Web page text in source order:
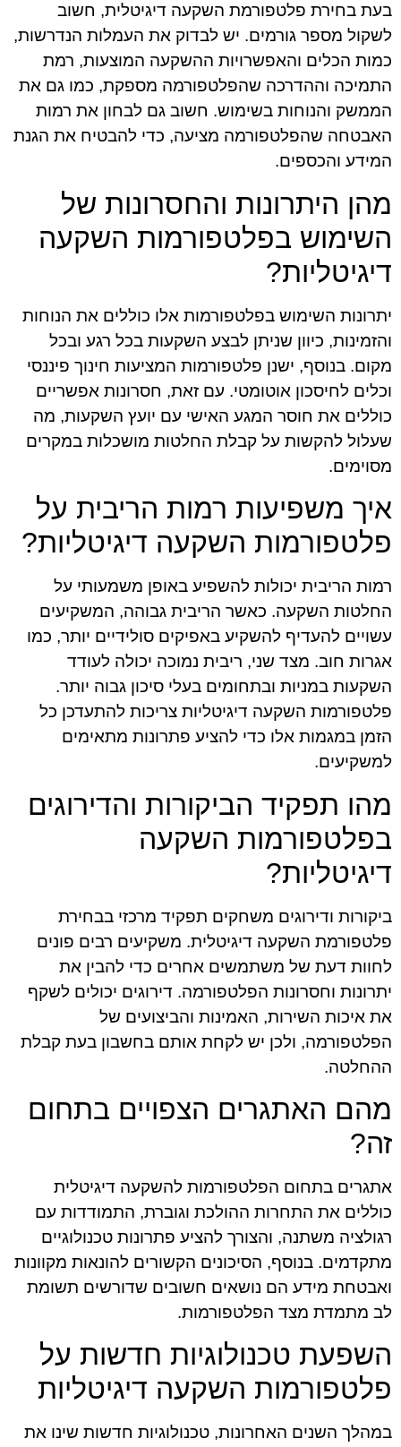
בעת בחירת פלטפורמת השקעה דיגיטלית, חשוב
לשקול מספר גורמים. יש לבדוק את העמלות הנדרשות,
כמות הכלים והאפשרויות ההשקעה המוצעות, רמת
התמיכה וההדרכה שהפלטפורמה מספקת, כמו גם את
הממשק והנוחות בשימוש. חשוב גם לבחון את רמות
האבטחה שהפלטפורמה מציעה, כדי להבטיח את הגנת
המידע והכספים.
מהן היתרונות והחסרונות של
השימוש בפלטפורמות השקעה
דיגיטליות?
יתרונות השימוש בפלטפורמות אלו כוללים את הנוחות
והזמינות, כיוון שניתן לבצע השקעות בכל רגע ובכל
מקום. בנוסף, ישנן פלטפורמות המציעות חינוך פיננסי
וכלים לחיסכון אוטומטי. עם זאת, חסרונות אפשריים
כוללים את חוסר המגע האישי עם יועץ השקעות, מה
שעלול להקשות על קבלת החלטות מושכלות במקרים
מסוימים.
איך משפיעות רמות הריבית על
פלטפורמות השקעה דיגיטליות?
רמות הריבית יכולות להשפיע באופן משמעותי על
החלטות השקעה. כאשר הריבית גבוהה, המשקיעים
עשויים להעדיף להשקיע באפיקים סולידיים יותר, כמו
אגרות חוב. מצד שני, ריבית נמוכה יכולה לעודד
השקעות במניות ובתחומים בעלי סיכון גבוה יותר.
פלטפורמות השקעה דיגיטליות צריכות להתעדכן כל
הזמן במגמות אלו כדי להציע פתרונות מתאימים
למשקיעים.
מהו תפקיד הביקורות והדירוגים
בפלטפורמות השקעה
דיגיטליות?
ביקורות ודירוגים משחקים תפקיד מרכזי בבחירת
פלטפורמת השקעה דיגיטלית. משקיעים רבים פונים
לחוות דעת של משתמשים אחרים כדי להבין את
יתרונות וחסרונות הפלטפורמה. דירוגים יכולים לשקף
את איכות השירות, האמינות והביצועים של
הפלטפורמה, ולכן יש לקחת אותם בחשבון בעת קבלת
ההחלטה.
מהם האתגרים הצפויים בתחום
זה?
אתגרים בתחום הפלטפורמות להשקעה דיגיטלית
כוללים את התחרות ההולכת וגוברת, התמודדות עם
רגולציה משתנה, והצורך להציע פתרונות טכנולוגיים
מתקדמים. בנוסף, הסיכונים הקשורים להונאות מקוונות
ואבטחת מידע הם נושאים חשובים שדורשים תשומת
לב מתמדת מצד הפלטפורמות.
השפעת טכנולוגיות חדשות על
פלטפורמות השקעה דיגיטליות
במהלך השנים האחרונות, טכנולוגיות חדשות שינו את